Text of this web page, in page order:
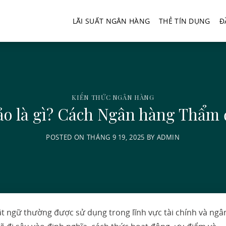
LÃI SUẤT NGÂN HÀNG THẺ TÍN DỤNG
KIẾN THỨC NGÂN HÀNG
là gì? Cách Ngân hàng
POSTED ON THÁNG 9 19, 2025 BY ADMIN
ngữ thường được sử dụng trong lĩnh vực tài chính và